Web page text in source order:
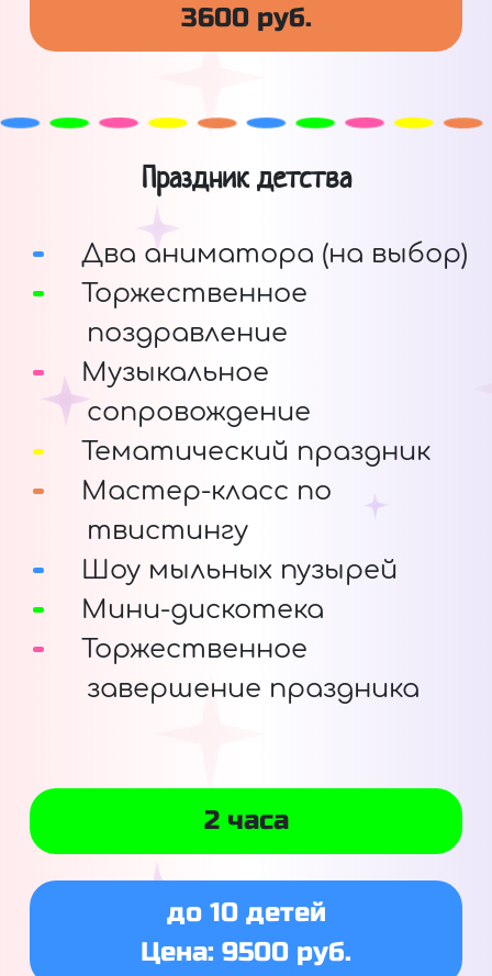
3600 руб.
Праздник детства
Два аниматора (на выбор)
Торжественное
поздравление
Музыкальное
сопровождение
Тематический праздник
Мастер-класс по
твистингу
Шоу мыльных пузырей
Мини-дискотека
Торжественное
завершение праздника
2 часа
до 10 детей
Цена: 9500 руб.